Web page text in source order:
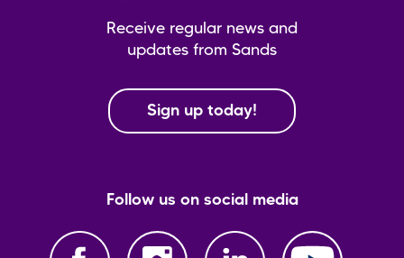
Receive regular news and
updates from Sands
Sign up today!
Follow us on social media